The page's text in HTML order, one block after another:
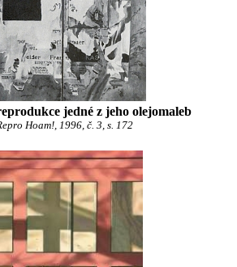
jedné z jeho olejomaleb
Hoam!, 1996, č. 3, s. 172